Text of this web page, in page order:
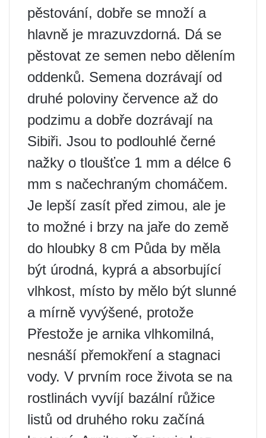
pěstování, dobře se množí a
hlavně je mrazuvzdorná. Dá se
pěstovat ze semen nebo dělením
oddenků. Semena dozrávají od
druhé poloviny července až do
podzimu a dobře dozrávají na
Sibiři. Jsou to podlouhlé černé
nažky o tloušťce 1 mm a délce 6
mm s načechraným chomáčem.
Je lepší zasít před zimou, ale je
to možné i brzy na jaře do země
do hloubky 8 cm Půda by měla
být úrodná, kyprá a absorbující
vlhkost, místo by mělo být slunné
a mírně vyvýšené, protože
Přestože je arnika vlhkomilná,
nesnáší přemokření a stagnaci
vody. V prvním roce života se na
rostlinách vyvíjí bazální růžice
listů od druhého roku začíná